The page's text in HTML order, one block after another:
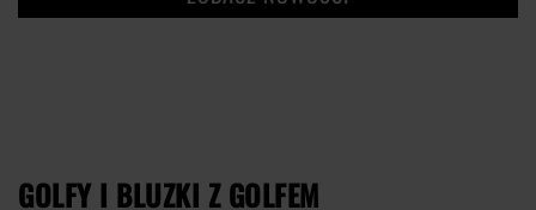
GOLFY I BLUZKI Z GOLFEM